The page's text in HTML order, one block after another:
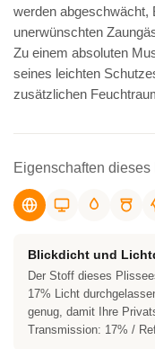
werden abgeschwächt,
unerwünschten
Zu einem absoluten
seines leichten
zusätzlichen
Eigenschaften
Blickdicht und
Der Stoff dieses
17% Licht
genug, damit Ihre
Transmission: 17% /